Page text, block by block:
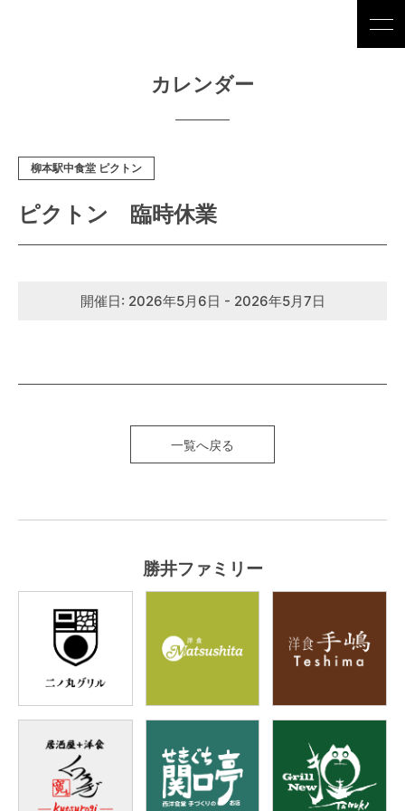
カレンダー
柳本駅中食堂 ピクトン
ピクトン 臨時休業
開催日: 2026年5月6日 - 2026年5月7日
一覧へ戻る
勝井ファミリー